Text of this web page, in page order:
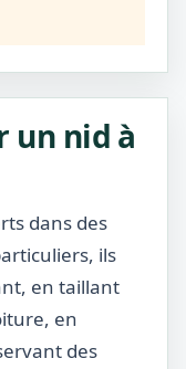
un nid à
dans des
ils
en taillant
en
des